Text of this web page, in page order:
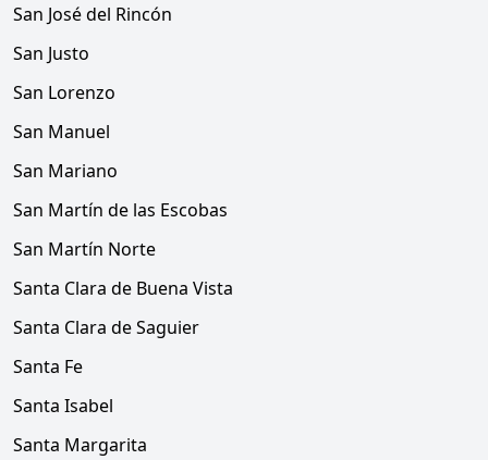
San José del Rincón
San Justo
San Lorenzo
San Manuel
San Mariano
San Martín de las Escobas
San Martín Norte
Santa Clara de Buena Vista
Santa Clara de Saguier
Santa Fe
Santa Isabel
Santa Margarita